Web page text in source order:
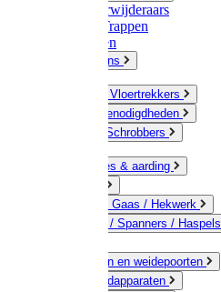
Onkruidverwijderaars
Ladders / Trappen
Werkbanken
Betonmolens
Bezems & Vloertrekkers
Schildersbenodigdheden
Borstels / Schrobbers
Accessoires & aarding
Geleiders / Gaas / Hekwerk
Verbinders / Spanners / Haspels
Doorgangen en weidepoorten
Schrikdraadapparaten